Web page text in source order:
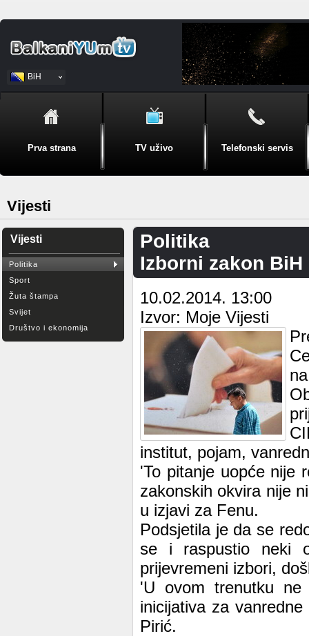
BiH
Srpski
Prva strana TV uživo Telefonski servis
Vijesti
Vijesti
Politika
Sport
Žuta štampa
Svijet
Društvo i ekonomija
Politika
Izborni zakon
10.02.2014. 13:00
Izvor: Moje Vijesti
institut, pojam,
'To pitanje uopće nije
zakonskih okvira nije
u izjavi za Fenu.
Podsjetila je da se
se i raspustio neki
prijevremeni izbori,
'U ovom trenutku ne
inicijativa za
Pirić.